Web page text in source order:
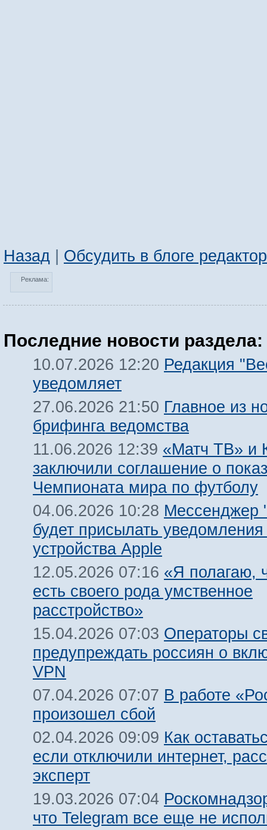
Назад | Обсудить в блоге
Реклама:
Последние новости раздела:
10.07.2026 12:20 Редакция
уведомляет
27.06.2026 21:50 Главное из
брифинга ведомства
11.06.2026 12:39 «Матч ТВ» и
заключили соглашение о
Чемпионата мира по футболу
04.06.2026 10:28 Мессенджер
будет присылать
устройства Apple
12.05.2026 07:16 «Я полагаю,
есть своего рода умственное
расстройство»
15.04.2026 07:03 Операторы
предупреждать россиян о
VPN
07.04.2026 07:07 В работе
произошел сбой
02.04.2026 09:09 Как
если отключили интернет,
эксперт
19.03.2026 07:04
что Telegram все еще не